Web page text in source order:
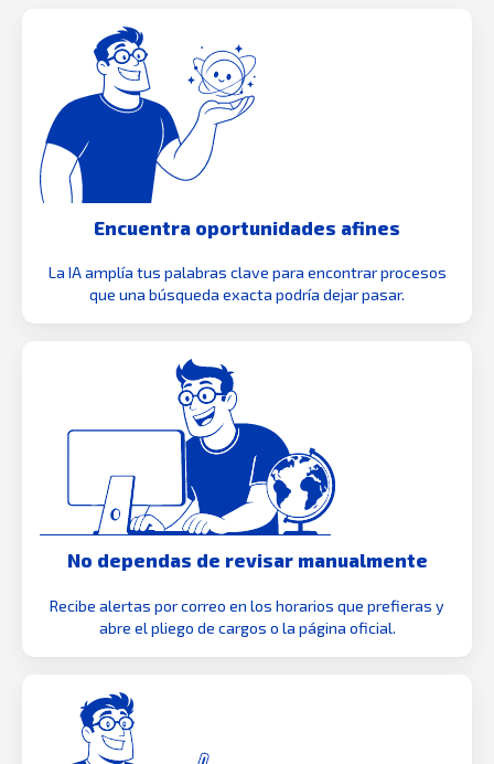
Encuentra oportunidades afines
La IA amplía tus palabras clave para encontrar procesos
que una búsqueda exacta podría dejar pasar.
No dependas de revisar manualmente
Recibe alertas por correo en los horarios que prefieras y
abre el pliego de cargos o la página oficial.